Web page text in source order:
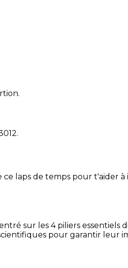
.
laps de temps pour t'aider à
sur les 4 piliers essentiels
pour garantir leur